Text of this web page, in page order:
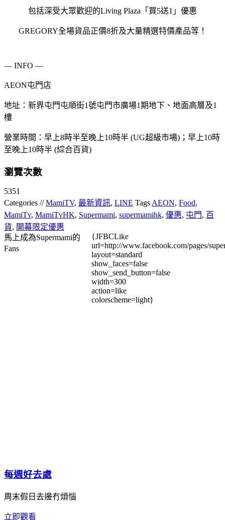
包括深受大眾歡迎的Living Plaza「買5送1」優惠
GREGORY全場貨品正價8折及大量精選特價產品等！
— INFO —
AEON屯門店
地址：新界屯門屯順街1號屯門市廣場1期地下、地面高層及1
樓
營業時間：早上8時半至晚上10時半 (UG超級市場)；早上10時
至晚上10時半 (綜合百貨)
瀏覽次數
5351
Categories //MamiTV, 最新資訊, LINE Tags AEON, Food,
MamiTv, MamiTvHK, Supermami, supermamihk, 優惠, 屯門, 百
貨, 開幕限定優惠
馬上成為Supermami的
Fans
{JFBCLike
url=http://www.facebook.com/pages/
layout=standard
show_faces=false
show_send_button=false
width=300
action=like
colorscheme=light}
每週好去處
周末假日去邊冇煩惱
立即觀看